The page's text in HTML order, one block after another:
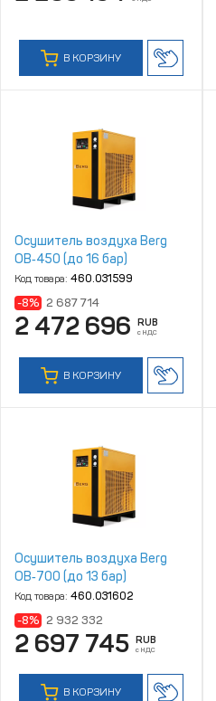
В КОРЗИНУ
Осушитель воздуха Berg
ОВ‑450 (до 16 бар)
Код товара: 460.031599
-8% 2 687 714
2 472 696 RUB
с НДС
В КОРЗИНУ
Осушитель воздуха Berg
ОВ‑700 (до 13 бар)
Код товара: 460.031602
-8% 2 932 332
2 697 745 RUB
с НДС
В КОРЗИНУ